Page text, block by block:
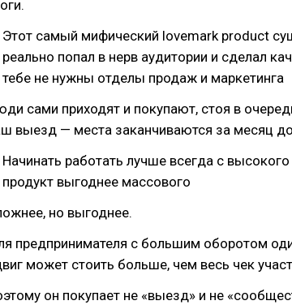
Этот самый мифический lovemark product
реально попал в нерв аудитории и сделал
тебе не нужны отделы продаж и маркетинга
сами приходят и покупают, стоя в
выезд — места заканчиваются за месяц
Начинать работать лучше всегда с
продукт выгоднее массового
но выгоднее.
предпринимателя с большим оборотом
может стоить больше, чем весь чек
он покупает не «выезд» и не